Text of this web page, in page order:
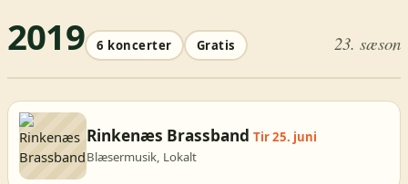
2019 6 koncerter Gratis 23. sæson
Rinkenæs Brassband Tir 25. juni
Blæsermusik, Lokalt